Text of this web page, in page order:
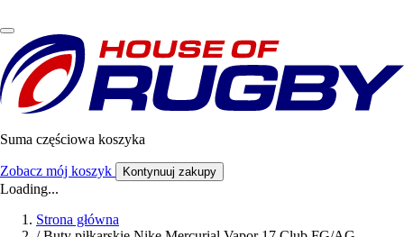
Suma częściowa koszyka
Zobacz mój koszyk Kontynuuj zakupy
Loading...
Strona główna